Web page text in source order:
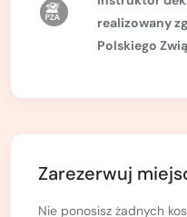
realizowany
Polskiego
Zarezerwuj
Nie ponosisz żadnych
Nie wiesz który wybrać?